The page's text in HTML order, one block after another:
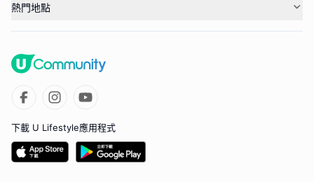
熱門地點
下載 U Lifestyle應用程式